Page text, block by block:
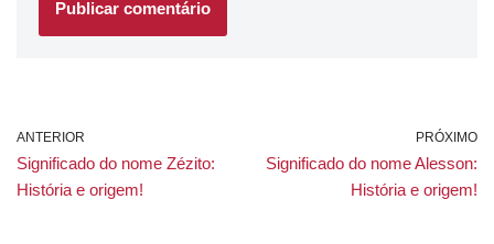
ANTERIOR
Significado do nome Zézito:
História e origem!
PRÓXIMO
Significado do nome Alesson:
História e origem!